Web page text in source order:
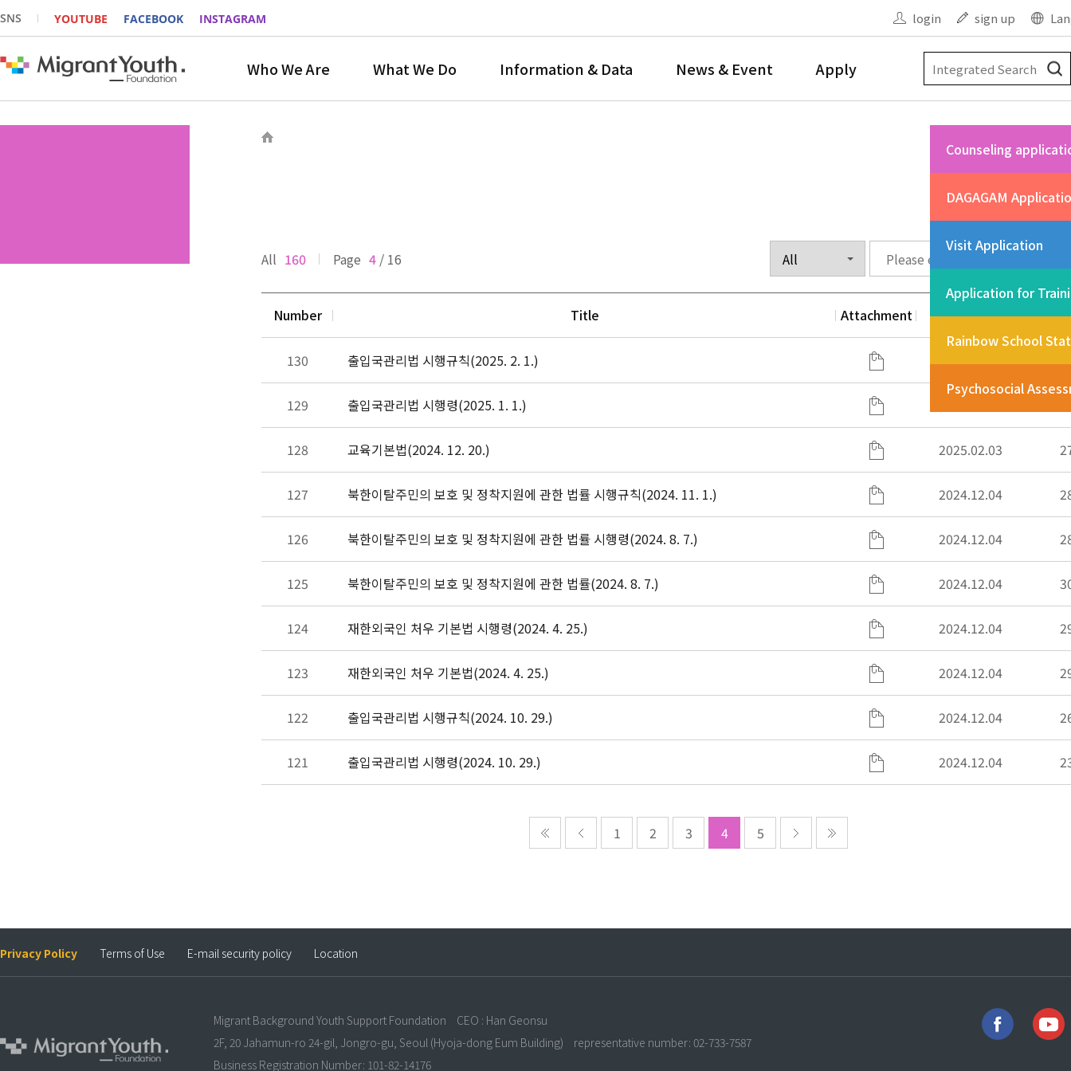
SNS YOUTUBE FACEBOOK INSTAGRAM login sign up
Who We Are What We Do Information & Data News & Event Apply
Counseling
DAGAGAM
Visit Application
Application for
Rainbow School
Psychosocial
All 160 Page 4 / 16
Number Title Attachment Date
130 출입국관리법 시행규칙(2025. 2. 1.) 2025.02.03
129 출입국관리법 시행령(2025. 1. 1.)
128 교육기본법(2024. 12. 20.) 2025.02.03
127 북한이탈주민의 보호 및 정착지원에 관한 법률 시행규칙(2024. 11. 1.) 2024.12.04
126 북한이탈주민의 보호 및 정착지원에 관한 법률 시행령(2024. 8. 7.) 2024.12.04
125 북한이탈주민의 보호 및 정착지원에 관한 법률(2024. 8. 7.) 2024.12.04
124 재한외국인 처우 기본법 시행령(2024. 4. 25.) 2024.12.04
123 재한외국인 처우 기본법(2024. 4. 25.) 2024.12.04
122 출입국관리법 시행규칙(2024. 10. 29.) 2024.12.04
121 출입국관리법 시행령(2024. 10. 29.) 2024.12.04
1 2 3 4 5
Privacy Policy Terms of Use E-mail security policy Location
Migrant Background Youth Support Foundation
CEO : Han Geonsu
2F, 20 Jahamun-ro 24-gil, Jongro-gu, Seoul (Hyoja-dong Eum Building)
representative number: 02-733-7587
Business Registration Number: 101-82-14176